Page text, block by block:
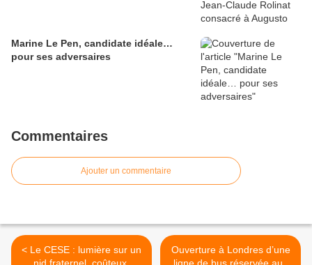
Marine Le Pen, candidate idéale…
pour ses adversaires
Commentaires
Ajouter un commentaire
< Le CESE : lumière sur un
Ouverture à Londres d’une